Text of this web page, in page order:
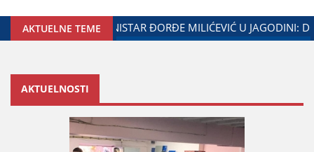
AKTUELNE TEMEGRADA ЈAGODINE I MINISTARSTVA ZADUŽENOG
AKTUELNOSTI